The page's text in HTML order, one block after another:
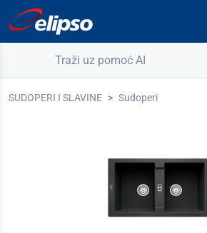
Traži uz pomoć AI
SUDOPERI I SLAVINE Sudoperi